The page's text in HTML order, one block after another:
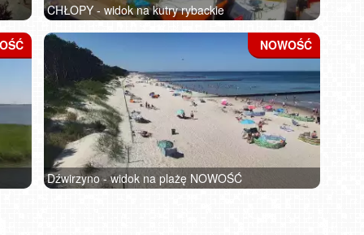
CHŁOPY - widok na kutry rybackie
Dźwirzyno - widok na plażę NOWOŚĆ